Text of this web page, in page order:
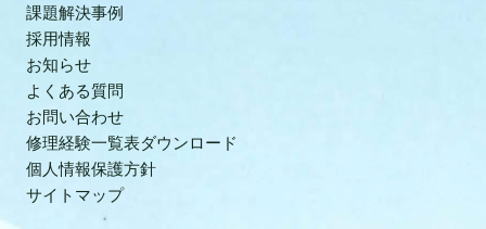
課題解決事例
採用情報
お知らせ
よくある質問
お問い合わせ
修理経験一覧表ダウンロード
個人情報保護方針
サイトマップ